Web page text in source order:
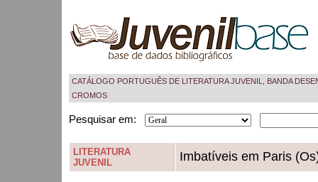
CATÁLOGO PORTUGUÊS DE LITERATURA JUVENIL, BANDA
CROMOS
Pesquisar em:
LITERATURA
JUVENIL
Imbatíveis em Paris